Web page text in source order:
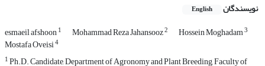
نویسندگان English
esmaeil afshoon1 Mohammad Reza Jahansooz2 Hossein Moghadam3
Mostafa Oveisi4
1Ph.D. Candidate, Department of Agronomy and Plant Breeding, Faculty of